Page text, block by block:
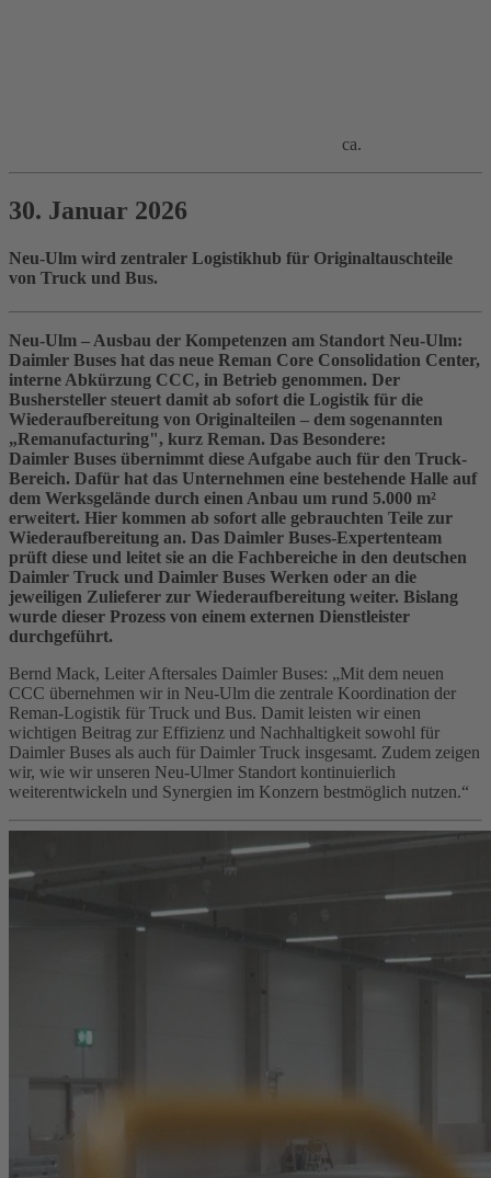
ca.
30. Januar 2026
Neu‑Ulm wird zentraler Logistikhub für Originaltauschteile
von Truck und Bus.
Neu-Ulm – Ausbau der Kompetenzen am Standort Neu‑Ulm:
Daimler Buses hat das neue Reman Core Consolidation Center,
interne Abkürzung CCC, in Betrieb genommen. Der
Bushersteller steuert damit ab sofort die Logistik für die
Wiederaufbereitung von Originalteilen – dem sogenannten
„Remanufacturing", kurz Reman. Das Besondere:
Daimler Buses übernimmt diese Aufgabe auch für den Truck-
Bereich. Dafür hat das Unternehmen eine bestehende Halle auf
dem Werksgelände durch einen Anbau um rund 5.000 m²
erweitert. Hier kommen ab sofort alle gebrauchten Teile zur
Wiederaufbereitung an. Das Daimler Buses-Expertenteam
prüft diese und leitet sie an die Fachbereiche in den deutschen
Daimler Truck und Daimler Buses Werken oder an die
jeweiligen Zulieferer zur Wiederaufbereitung weiter. Bislang
wurde dieser Prozess von einem externen Dienstleister
durchgeführt.
Bernd Mack, Leiter Aftersales Daimler Buses: „Mit dem neuen
CCC übernehmen wir in Neu‑Ulm die zentrale Koordination der
Reman-Logistik für Truck und Bus. Damit leisten wir einen
wichtigen Beitrag zur Effizienz und Nachhaltigkeit sowohl für
Daimler Buses als auch für Daimler Truck insgesamt. Zudem zeigen
wir, wie wir unseren Neu‑Ulmer Standort kontinuierlich
weiterentwickeln und Synergien im Konzern bestmöglich nutzen.“